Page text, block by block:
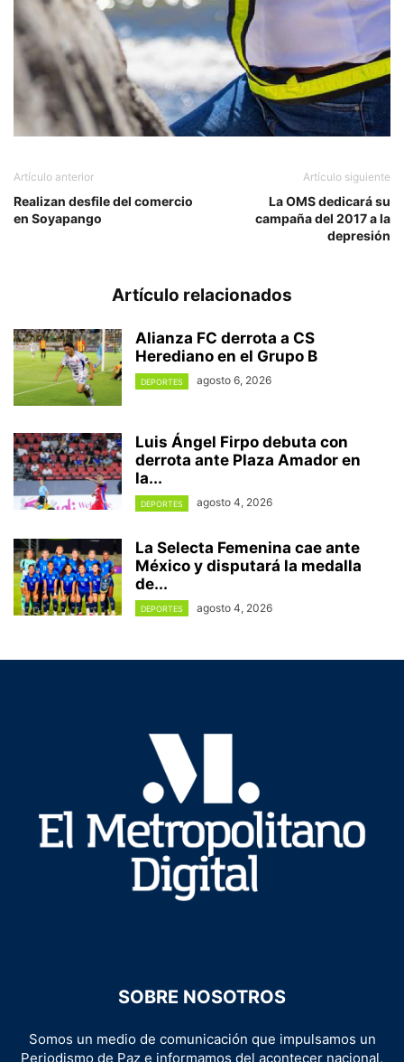
Artículo anterior
Realizan desfile del comercio
en Soyapango
Artículo siguiente
La OMS dedicará su
campaña del 2017 a la
depresión
Artículo relacionados
Alianza FC derrota a CS
Herediano en el Grupo B
DEPORTES agosto 6, 2026
Luis Ángel Firpo debuta con
derrota ante Plaza Amador en
la...
DEPORTES agosto 4, 2026
La Selecta Femenina cae ante
México y disputará la medalla
de...
DEPORTES agosto 4, 2026
SOBRE NOSOTROS
Somos un medio de comunicación que impulsamos un
Periodismo de Paz e informamos del acontecer nacional,